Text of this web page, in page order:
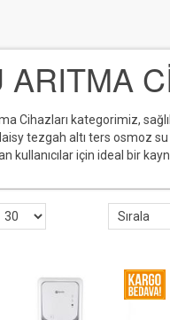
ARITMA
Cihazları kategorimiz,
tezgah altı ters osmoz su
kullanıcılar için ideal bir